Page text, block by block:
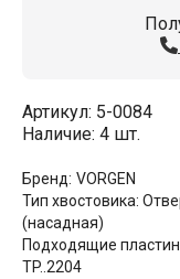
Артикул: 5-0084
Наличие: 4 шт.
Бренд: VORGEN
Тип хвостовика:
(насадная)
Подходящие
TP..2204